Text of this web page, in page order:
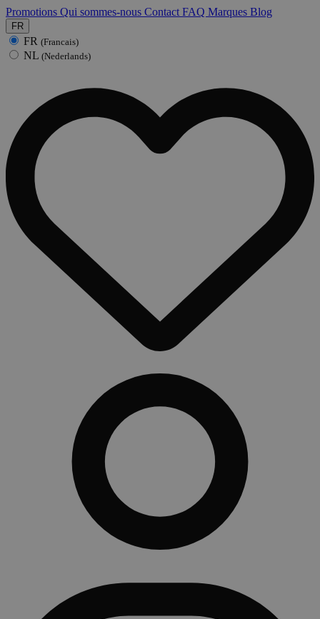
Promotions Qui sommes-nous Contact FAQ Marques Blog
FR
FR (Francais)
NL (Nederlands)